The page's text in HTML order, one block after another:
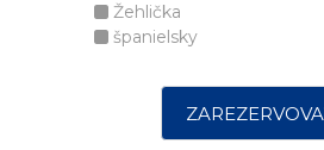
Žehlička
španielsky